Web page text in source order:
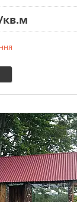
кв.м